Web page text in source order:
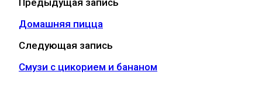
Предыдущая запись
Домашняя пицца
Следующая запись
Смузи с цикорием и бананом